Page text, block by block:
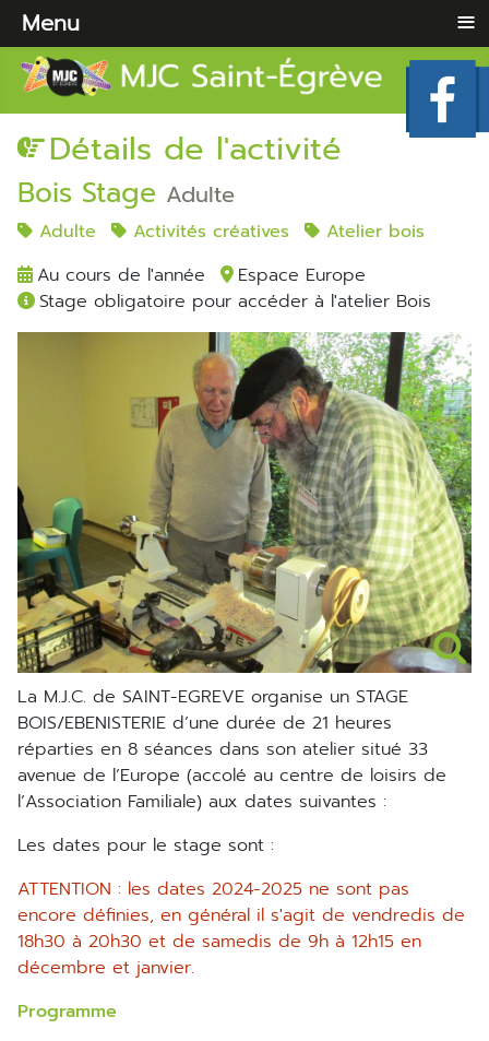
Détails de l'activité
Bois Stage Adulte
Adulte Activités créatives
Atelier bois
Au cours de l'année
Espace Europe
Stage obligatoire pour accéder à l'atelier Bois
La M.J.C. de SAINT-EGREVE organise un STAGE
BOIS/EBENISTERIE d’une durée de 21 heures
réparties en 8 séances dans son atelier situé 33
avenue de l’Europe (accolé au centre de loisirs de
l’Association Familiale) aux dates suivantes :
Les dates pour le stage sont :
ATTENTION : les dates 2024-2025 ne sont pas
encore définies, en général il s'agit de vendredis de
18h30 à 20h30 et de samedis de 9h à 12h15 en
décembre et janvier.
Programme
Menu ≡